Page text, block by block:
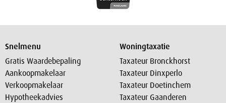
Snelmenu
Gratis Waardebepaling
Aankoopmakelaar
Verkoopmakelaar
Hypotheekadvies
Woningtaxatie
Taxateur Bronckhorst
Taxateur Dinxperlo
Taxateur Doetinchem
Taxateur Gaanderen